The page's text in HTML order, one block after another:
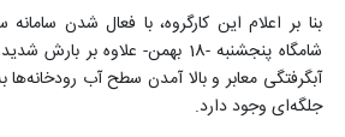
بنا بر اعلام این کارگروه، با فعال شدن
شامگاه پنجشنبه -18 بهمن- علاوه بر
آبگرفتگی معابر و بالا آمدن سطح آب
جلگه‌ای وجود دارد.